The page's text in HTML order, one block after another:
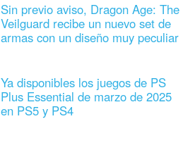
Sin previo aviso, Dragon Age: The
Veilguard recibe un nuevo set de
armas con un diseño muy peculiar
Ya disponibles los juegos de PS
Plus Essential de marzo de 2025
en PS5 y PS4